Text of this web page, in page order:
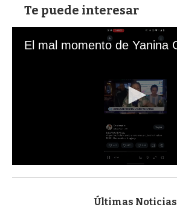
Te puede interesar
s
Últimas Noticias